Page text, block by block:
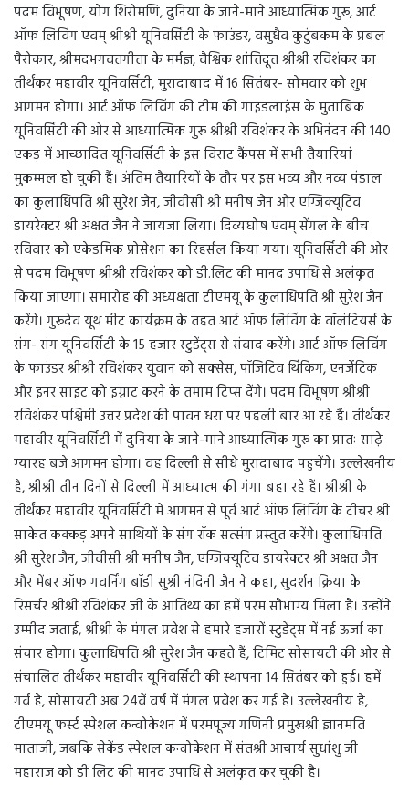
पदम विभूषण, योग शिरोमणि, दुनिया के जाने-माने आध्यात्मिक गुरू, आर्ट
ऑफ लिविंग एवम् श्रीश्री यूनिवर्सिटी के फाउंडर, वसुधैव कुटुंबकम के प्रबल
पैरोकार, श्रीमदभगवतगीता के मर्मज्ञ, वैश्विक शांतिदूत श्रीश्री रविशंकर का
तीर्थंकर महावीर यूनिवर्सिटी, मुरादाबाद में 16 सितंबर- सोमवार को शुभ
आगमन होगा। आर्ट ऑफ लिविंग की टीम की गाइडलाइंस के मुताबिक
यूनिवर्सिटी की ओर से आध्यात्मिक गुरू श्रीश्री रविशंकर के अभिनंदन की 140
एकड़ में आच्छादित यूनिवर्सिटी के इस विराट कैंपस में सभी तैयारियां
मुकम्मल हो चुकी हैं। अंतिम तैयारियों के तौर पर इस भव्य और नव्य पंडाल
का कुलाधिपति श्री सुरेश जैन, जीवीसी श्री मनीष जैन और एग्जिक्यूटिव
डायरेक्टर श्री अक्षत जैन ने जायजा लिया। दिव्यघोष एवम् सेंगल के बीच
रविवार को एकेडमिक प्रोसेशन का रिहर्सल किया गया। यूनिवर्सिटी की ओर
से पदम विभूषण श्रीश्री रविशंकर को डी.लिट की मानद उपाधि से अलंकृत
किया जाएगा। समारोह की अध्यक्षता टीएमयू के कुलाधिपति श्री सुरेश जैन
करेंगे। गुरूदेव यूथ मीट कार्यक्रम के तहत आर्ट ऑफ लिविंग के वॉलंटियर्स के
संग- संग यूनिवर्सिटी के 15 हजार स्टुडेंट्स से संवाद करेंगे। आर्ट ऑफ लिविंग
के फाउंडर श्रीश्री रविशंकर युवान को सक्सेस, पॉजिटिव थिंकिंग, एनर्जेटिक
और इनर साइट को इग्नाट करने के तमाम टिप्स देंगे। पदम विभूषण श्रीश्री
रविशंकर पश्चिमी उत्तर प्रदेश की पावन धरा पर पहली बार आ रहे हैं। तीर्थंकर
महावीर यूनिवर्सिटी में दुनिया के जाने-माने आध्यात्मिक गुरू का प्रातः साढ़े
ग्यारह बजे आगमन होगा। वह दिल्ली से सीधे मुरादाबाद पहुचेंगे। उल्लेखनीय
है, श्रीश्री तीन दिनों से दिल्ली में आध्यात्म की गंगा बहा रहे हैं। श्रीश्री के
तीर्थंकर महावीर यूनिवर्सिटी में आगमन से पूर्व आर्ट ऑफ लिविंग के टीचर श्री
साकेत कक्कड़ अपने साथियों के संग रॉक सत्संग प्रस्तुत करेंगे। कुलाधिपति
श्री सुरेश जैन, जीवीसी श्री मनीष जैन, एग्जिक्यूटिव डायरेक्टर श्री अक्षत जैन
और मेंबर ऑफ गवर्निंग बॉडी सुश्री नंदिनी जैन ने कहा, सुदर्शन क्रिया के
रिसर्चर श्रीश्री रविशंकर जी के आतिथ्य का हमें परम सौभाग्य मिला है। उन्होंने
उम्मीद जताई, श्रीश्री के मंगल प्रवेश से हमारे हजारों स्टुडेंट्स में नई ऊर्जा का
संचार होगा। कुलाधिपति श्री सुरेश जैन कहते हैं, टिमिट सोसायटी की ओर से
संचालित तीर्थंकर महावीर यूनिवर्सिटी की स्थापना 14 सितंबर को हुई। हमें
गर्व है, सोसायटी अब 24वें वर्ष में मंगल प्रवेश कर गई है। उल्लेखनीय है,
टीएमयू फर्स्ट स्पेशल कन्वोकेशन में परमपूज्य गणिनी प्रमुखश्री ज्ञानमति
माताजी, जबकि सेकेंड स्पेशल कन्वोकेशन में संतश्री आचार्य सुधांशु जी
महाराज को डी लिट की मानद उपाधि से अलंकृत कर चुकी है।